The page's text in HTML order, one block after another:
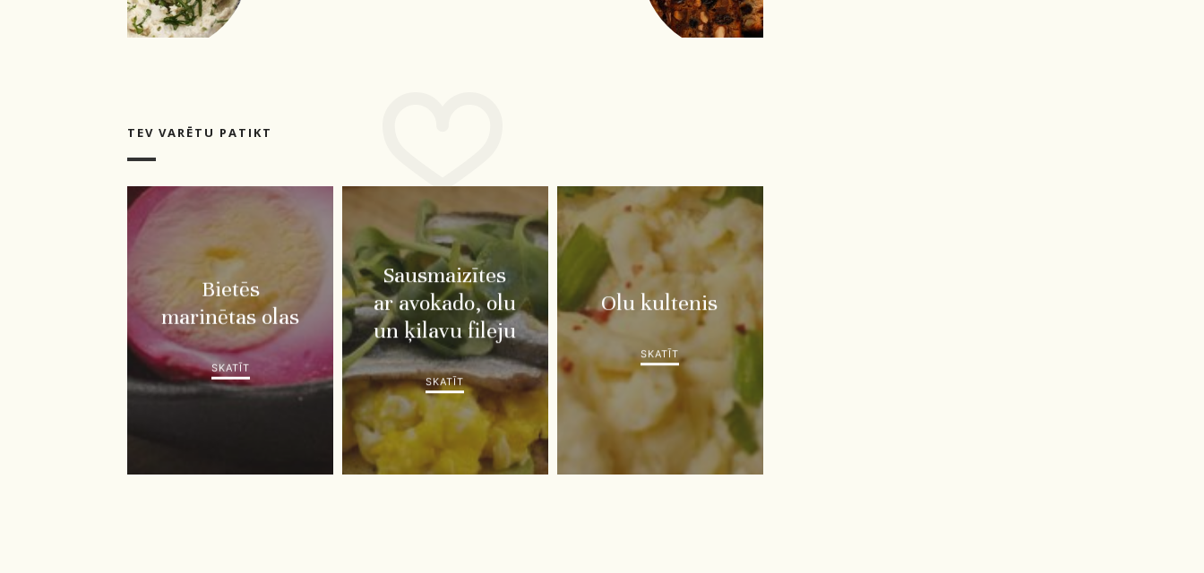
TEV VARĒTU PATIKT
Bietēs
marinētas olas
SKATĪT
Sausmaizītes
ar avokado, olu
un ķilavu fileju
SKATĪT
Olu kultenis
SKATĪT